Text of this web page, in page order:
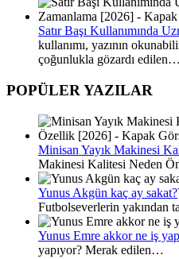
Satır Başı Kullanımında
kullanımı, yazının
çoğunlukla gözardı edilen…
POPÜLER YAZILAR
Minisan Yayık Makinesi
Makinesi Kalitesi Neden
Yunus Akgün kaç ay sakat?
Futbolseverlerin yakından
Yunus Emre akkor ne iş
yapıyor? Merak edilen…